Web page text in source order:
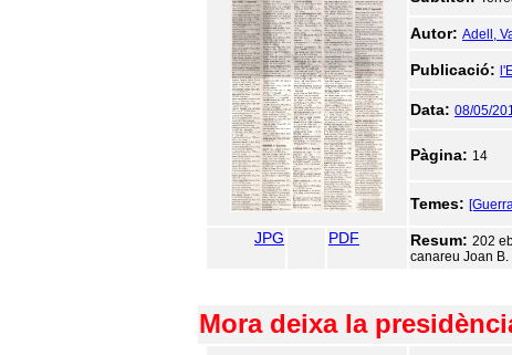
Autor: Adell,
Publicació:
Data: 08/05/
Pàgina: 14
Temes:
JPG PDF Resum: 202
canareu Joan
Mora deixa la